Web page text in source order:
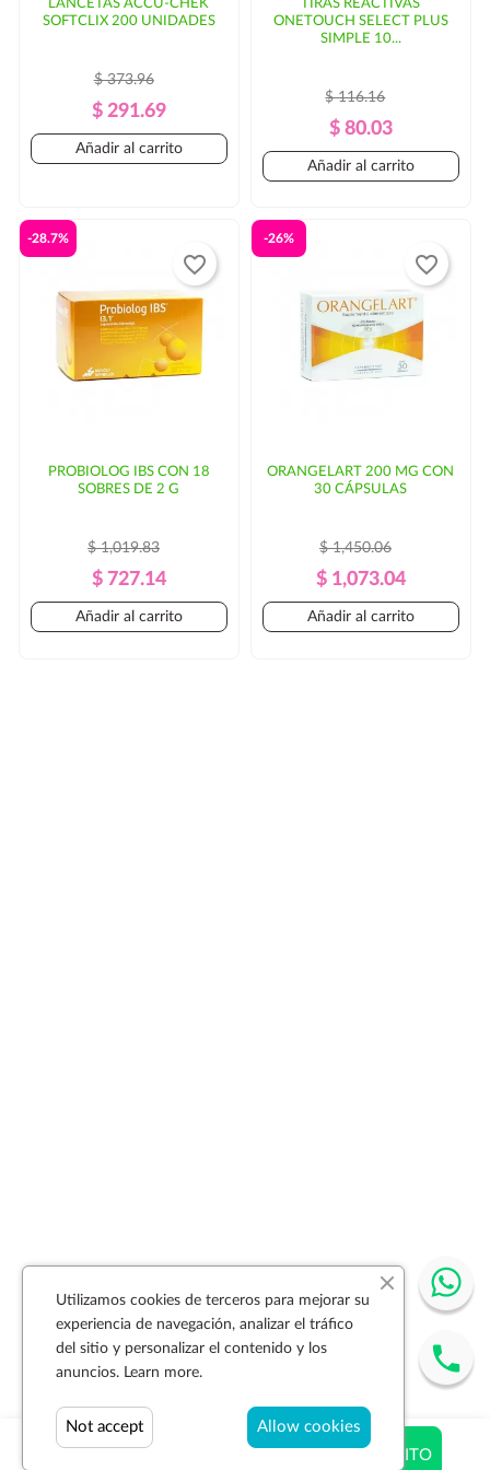
$ 81.56 AÑADIR AL CARRITO
LANCETAS ACCU-CHEK
SOFTCLIX 200 UNIDADES
Precio
Regular
$ 373.96
Precio
$ 291.69
Añadir al carrito
TIRAS REACTIVAS
ONETOUCH SELECT PLUS
SIMPLE 10...
Precio
Regular
$ 116.16
Precio
$ 80.03
Añadir al carrito
PROBIOLOG IBS CON 18
SOBRES DE 2 G
Precio
Regular
$ 1,019.83
Precio
$ 727.14
-28.7%
Añadir al carrito
favorite_border
ORANGELART 200 MG CON
30 CÁPSULAS
Precio
Regular
$ 1,450.06
Precio
$ 1,073.04
-26%
Añadir al carrito
favorite_border
Utilizamos cookies de terceros para mejorar su
experiencia de navegación, analizar el tráfico
del sitio y personalizar el contenido y los
anuncios. Learn more.
Allow cookies
Not accept